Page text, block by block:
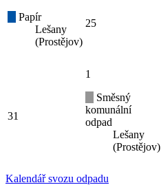
Papír
Lešany
(Prostějov)
25
31
1
Směsný
komunální
odpad
Lešany
(Prostějov)
Kalendář svozu odpadu